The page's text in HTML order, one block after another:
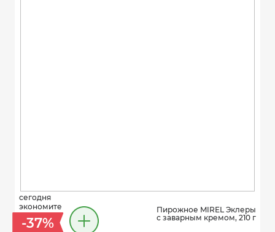
сегодня
экономите
-37%
Пирожное MIREL Эклеры
с заварным кремом, 210 г